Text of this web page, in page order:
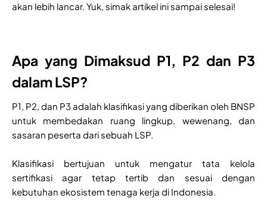
akan lebih lancar. Yuk, simak artikel ini sampai selesai!
Apa yang Dimaksud P1, P2 dan P3
dalam LSP?
P1, P2, dan P3 adalah klasifikasi yang diberikan oleh BNSP
untuk membedakan ruang lingkup, wewenang, dan
sasaran peserta dari sebuah LSP.
Klasifikasi bertujuan untuk mengatur tata kelola
sertifikasi agar tetap tertib dan sesuai dengan
kebutuhan ekosistem tenaga kerja di Indonesia.